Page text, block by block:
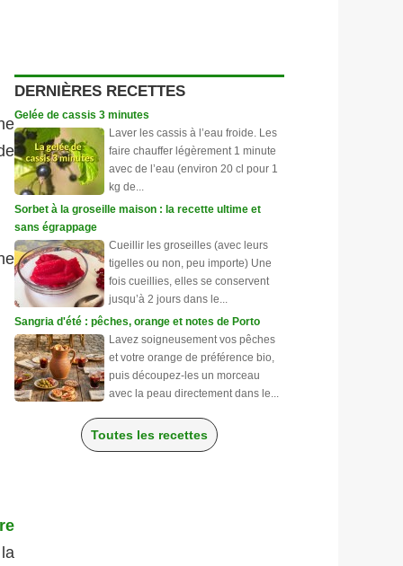
DERNIÈRES RECETTES
Gelée de cassis 3 minutes
Laver les cassis à l’eau froide. Les
faire chauffer légèrement 1 minute
avec de l’eau (environ 20 cl pour 1
kg de...
Sorbet à la groseille maison : la recette ultime et
sans égrappage
Cueillir les groseilles (avec leurs
tigelles ou non, peu importe) Une
fois cueillies, elles se conservent
jusqu’à 2 jours dans le...
Sangria d'été : pêches, orange et notes de Porto
Lavez soigneusement vos pêches
et votre orange de préférence bio,
puis découpez-les un morceau
avec la peau directement dans le...
Toutes les recettes